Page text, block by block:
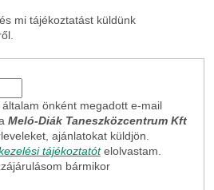
mi tájékoztatást küldünk
önként megadott e-mail
Meló-Diák Taneszközcentrum Kft
ajánlatokat küldjön.
tájékoztatót elolvastam.
bármikor